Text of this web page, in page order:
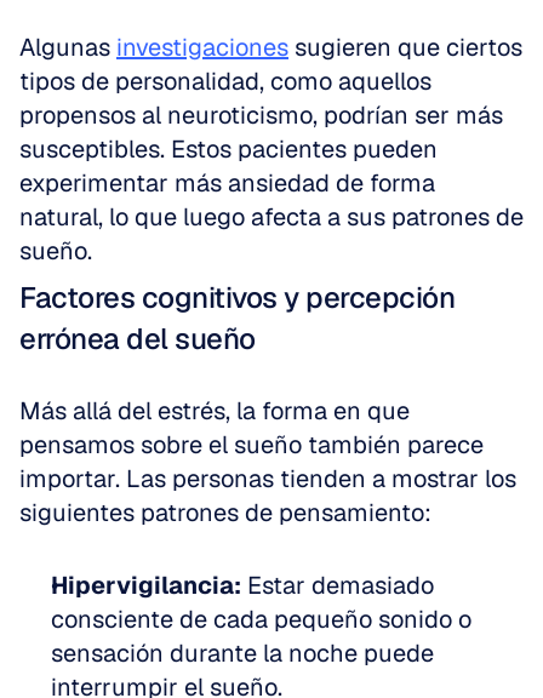
Algunas investigaciones sugieren que ciertos
tipos de personalidad, como aquellos
propensos al neuroticismo, podrían ser más
susceptibles. Estos pacientes pueden
experimentar más ansiedad de forma
natural, lo que luego afecta a sus patrones de
sueño.
Factores cognitivos y percepción
errónea del sueño
Más allá del estrés, la forma en que
pensamos sobre el sueño también parece
importar. Las personas tienden a mostrar los
siguientes patrones de pensamiento:
Hipervigilancia: Estar demasiado
consciente de cada pequeño sonido o
sensación durante la noche puede
interrumpir el sueño.